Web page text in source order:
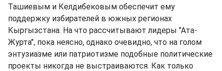
Ташиевым и Келдибековым обеспечит ему
поддержку избирателей в южных регионах
Кыргызстана. На что рассчитывают лидеры "Ата-
Журта", пока неясно, однако очевидно, что на голом
энтузиазме или патриотизме подобные политические
проекты никогда не выстраиваются. Как только